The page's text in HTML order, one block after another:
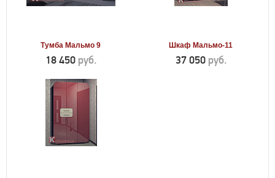
Тумба Мальмо 9
18 450 руб.
Шкаф Мальмо-11
37 050 руб.